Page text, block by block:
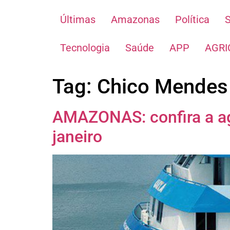
Últimas Amazonas Política
Tecnologia Saúde APP
Tag: Chico Mendes
AMAZONAS: confira a
janeiro